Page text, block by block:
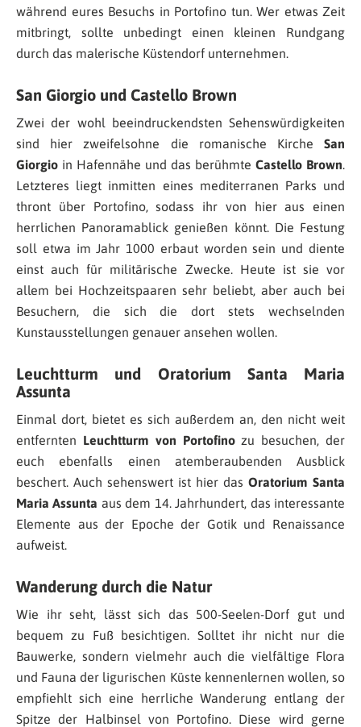
während eures Besuchs in Portofino tun. Wer etwas Zeit
mitbringt, sollte unbedingt einen kleinen Rundgang
durch das malerische Küstendorf unternehmen.
San Giorgio und Castello Brown
Zwei der wohl beeindruckendsten Sehenswürdigkeiten
sind hier zweifelsohne die romanische Kirche San
Giorgio in Hafennähe und das berühmte Castello Brown.
Letzteres liegt inmitten eines mediterranen Parks und
thront über Portofino, sodass ihr von hier aus einen
herrlichen Panoramablick genießen könnt. Die Festung
soll etwa im Jahr 1000 erbaut worden sein und diente
einst auch für militärische Zwecke. Heute ist sie vor
allem bei Hochzeitspaaren sehr beliebt, aber auch bei
Besuchern, die sich die dort stets wechselnden
Kunstausstellungen genauer ansehen wollen.
Leuchtturm und Oratorium Santa Maria
Assunta
Einmal dort, bietet es sich außerdem an, den nicht weit
entfernten Leuchtturm von Portofinozu besuchen, der
euch ebenfalls einen atemberaubenden Ausblick
beschert. Auch sehenswert ist hier das Oratorium Santa
Maria Assunta aus dem 14. Jahrhundert, das interessante
Elemente aus der Epoche der Gotik und Renaissance
aufweist.
Wanderung durch die Natur
Wie ihr seht, lässt sich das 500-Seelen-Dorf gut und
bequem zu Fuß besichtigen. Solltet ihr nicht nur die
Bauwerke, sondern vielmehr auch die vielfältige Flora
und Fauna der ligurischen Küste kennenlernen wollen, so
empfiehlt sich eine herrliche Wanderung entlang der
Spitze der Halbinsel von Portofino. Diese wird gerne